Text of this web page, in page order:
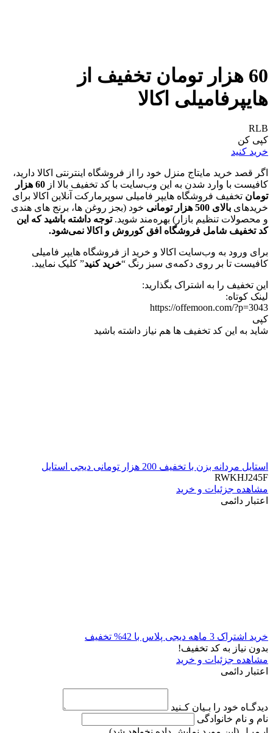
60 هزار تومان تخفیف از
هایپرفامیلی اکالا
RLB
کپی کن
خرید کنید
اگر قصد خرید مایتاج منزل خود را از فروشگاه اینترنتی اکالا دارید،
کافیست با وارد شدن به این وب‌سایت با کد تخفیف بالا از
60 هزار
تومان تخفیف فروشگاه هایپر فامیلی سوپرمارکت آنلاین اکالا برای
خریدهای بالای 500 هزار تومانی
خود (بجز روغن ها، برنج های هندی
و محصولات تنظیم بازار) بهره‌مند شوید.توجه داشته باشید که این
کد تخفیف شامل فروشگاه افق کوروش و اکالا نمی‌شود.
برای ورود به وب‌سایت اکالا و خرید از فروشگاه هایپر فامیلی
کافیست تا بر روی دکمه‌ی سبز رنگ “خرید کنید” کلیک نمایید.
این تخفیف را به اشتراک بگذارید:
لینک کوتاه:
https://offemoon.com/?p=3043
کپی
شاید به این کد تخفیف ها هم نیاز داشته باشید
استایل مردانه بزن با تخفیف 200 هزار تومانی دیجی استایل
RWKHJ245F
مشاهده جزئیات و خرید
اعتبار دائمی
خرید اشتراک 3 ماهه دیجی پلاس با 42% تخفیف
بدون نیاز به کد تخفیف!
مشاهده جزئیات و خرید
اعتبار دائمی
دیدگـاه خود را بـیان کـنید
نام و نام خانوادگی